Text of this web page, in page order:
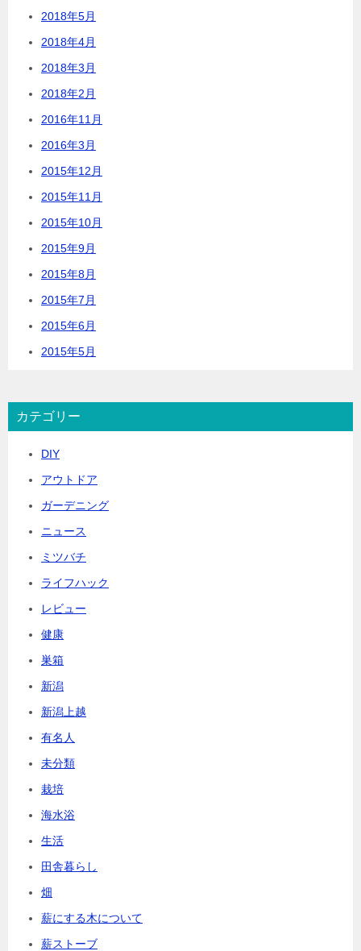
2018年5月
2018年4月
2018年3月
2018年2月
2016年11月
2016年3月
2015年12月
2015年11月
2015年10月
2015年9月
2015年8月
2015年7月
2015年6月
2015年5月
カテゴリー
DIY
アウトドア
ガーデニング
ニュース
ミツバチ
ライフハック
レビュー
健康
巣箱
新潟
新潟上越
有名人
未分類
栽培
海水浴
生活
田舎暮らし
畑
薪にする木について
薪ストーブ